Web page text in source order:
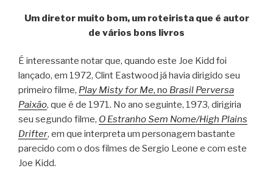
Um diretor muito bom, um roteirista que é autor
de vários bons livros
É interessante notar que, quando este Joe Kidd foi
lançado, em 1972, Clint Eastwood já havia dirigido seu
primeiro filme, Play Misty for Me, no Brasil Perversa
Paixão, que é de 1971. No ano seguinte, 1973, dirigiria
seu segundo filme, O Estranho Sem Nome/High Plains
Drifter, em que interpreta um personagem bastante
parecido com o dos filmes de Sergio Leone e com este
Joe Kidd.